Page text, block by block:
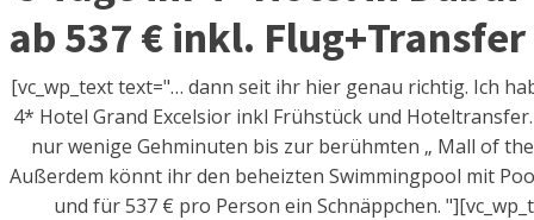
ab 537 € inkl. Flug+Transfer
[vc_wp_text text="… dann seit ihr hier genau richtig. Ich
4* Hotel Grand Excelsior inkl Frühstück und
nur wenige Gehminuten bis zur berühmten „ Mall of
Außerdem könnt ihr den beheizten Swimmingpool mit
und für 537 € pro Person ein Schnäppchen.